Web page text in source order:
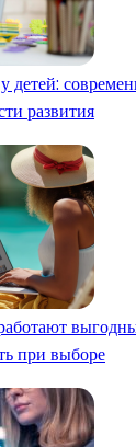
детей:
развития
при выборе